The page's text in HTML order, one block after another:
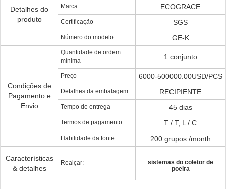
Detalhes do
produto
Marca ECOGRACE
Certificação SGS
Número do modelo GE-K
Condições de
Pagamento e
Envio
Quantidade de ordem
mínima
1 conjunto
Preço 6000-500000.00USD/PCS
Detalhes da embalagem RECIPIENTE
Tempo de entrega 45 dias
Termos de pagamento T / T, L / C
Habilidade da fonte 200 grupos /month
Características
& detalhes
Realçar:
sistemas do coletor de
poeira